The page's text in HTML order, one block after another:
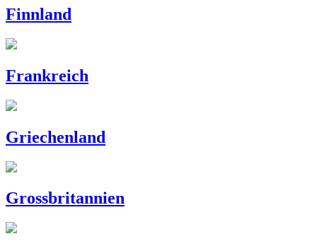
Finnland
Frankreich
Griechenland
Grossbritannien